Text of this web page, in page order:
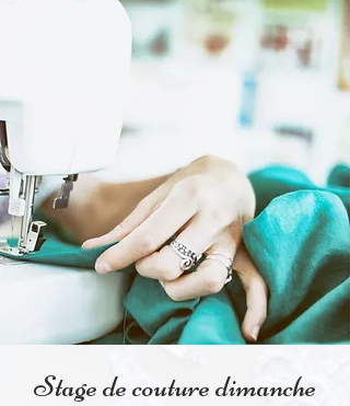
Stage de couture dimanche